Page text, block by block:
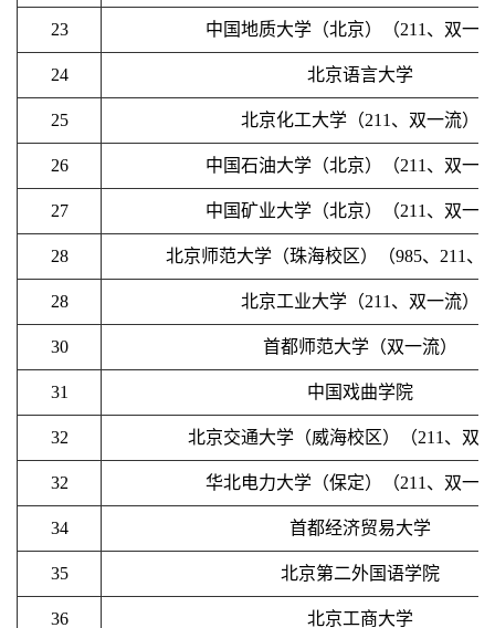
23 中国地质大学（北京）（211、双一
24 北京语言大学
25 北京化工大学（211、双一流）
26 中国石油大学（北京）（211、双一
27 中国矿业大学（北京）（211、双一
28 北京师范大学（珠海校区）（985、211、
28 北京工业大学（211、双一流）
30 首都师范大学（双一流）
31 中国戏曲学院
32 北京交通大学（威海校区）（211、双
32 华北电力大学（保定）（211、双一
34 首都经济贸易大学
35 北京第二外国语学院
36 北京工商大学